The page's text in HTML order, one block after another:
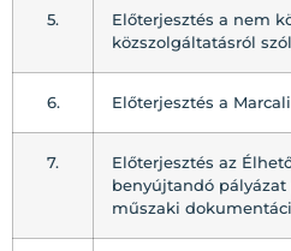
5.
Előterjesztés a nem
közszolgáltatásról
6. Előterjesztés a
7.
Előterjesztés az
benyújtandó
műszaki